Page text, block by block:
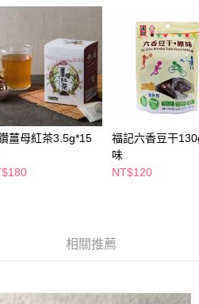
立刻繳費，但若您需要取消訂單，請聯絡
消之訂單仍視為有效，需透過AFTEE先享
後付 」之結帳頁面顯示為準，若有關於
款等相關疑問，請聯繫「AFTEE先享後付
support/home
供之「AFTEE先享後付」服務完成之交
人資料，並將交易相關給付款項請求債
申辦者引起之損失，本公司不負相關責
)免運費
)免運費
)免運費
)免運費
一出貨)
薑母紅茶3.5g*15
福記六香豆干
味
NT$120
相關推薦